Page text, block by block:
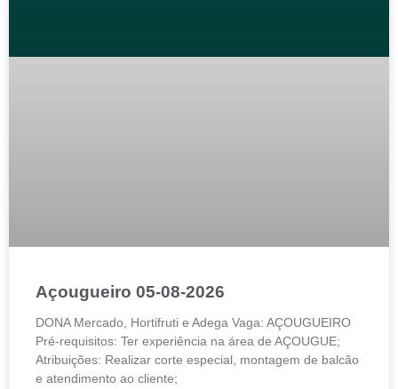
Açougueiro 05-08-2026
DONA Mercado, Hortifruti e Adega Vaga: AÇOUGUEIRO
Pré-requisitos: Ter experiência na área de AÇOUGUE;
Atribuições: Realizar corte especial, montagem de balcão
e atendimento ao cliente;